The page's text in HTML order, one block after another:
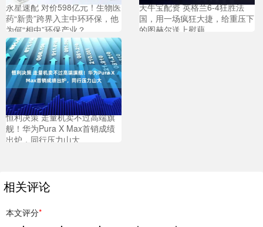
永星速配 对价598亿元！生物医
药“新贵”跨界入主中环环保，他
为何“相中”环保产业？
天牛宝配资 英格兰6-4狂胜法
国，用一场疯狂大捷，给重压下
的图赫尔送上慰藉
恒利决策 走量机卖不过高端旗
舰！华为Pura X Max首销成绩
出炉，同行压力山大
相关评论
本文评分*